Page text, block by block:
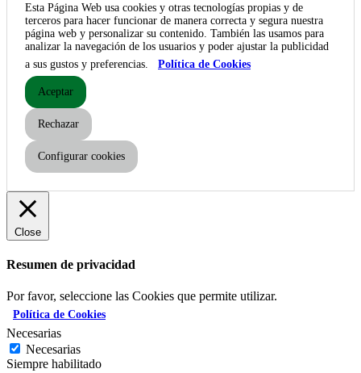
Esta Página Web usa cookies y otras tecnologías propias y de
terceros para hacer funcionar de manera correcta y segura nuestra
página web y personalizar su contenido. También las usamos para
analizar la navegación de los usuarios y poder ajustar la publicidad
a sus gustos y preferencias.
Política de Cookies
Aceptar
Rechazar
Configurar cookies
Close
Resumen de privacidad
Por favor, seleccione las Cookies que permite utilizar.
Política de Cookies
Necesarias
Necesarias
Siempre habilitado